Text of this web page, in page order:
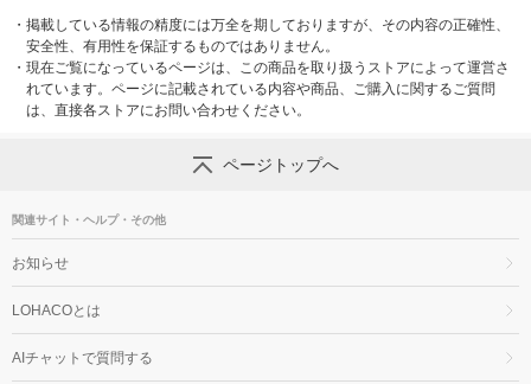
・ 掲載している情報の精度には万全を期しておりますが、その内容の正確性、
安全性、有用性を保証するものではありません。
・ 現在ご覧になっているページは、この商品を取り扱うストアによって運営さ
れています。ページに記載されている内容や商品、ご購入に関するご質問
は、直接各ストアにお問い合わせください。
ページトップへ
関連サイト・ヘルプ・その他
お知らせ
LOHACOとは
AIチャットで質問する